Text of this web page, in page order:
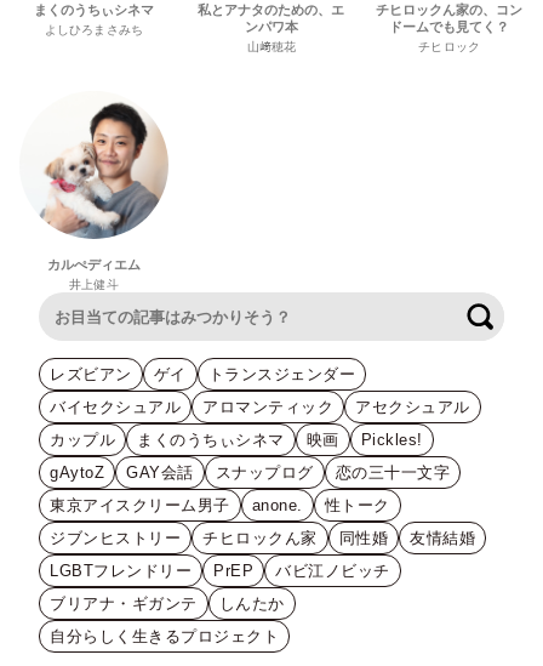
まくのうちぃシネマ
よしひろまさみち
私とアナタのための、エ
ンパワ本
山﨑穂花
チヒロックん家の、コン
ドームでも見てく？
チヒロック
カルぺディエム
井上健斗
レズビアン ゲイ
トランスジェンダー
バイセクシュアル
アロマンティック
アセクシュアル
カップル
まくのうちぃシネマ 映画
Pickles!
gAytoZ
GAY会話 スナップログ
恋の三十一文字
東京アイスクリーム男子
anone.
性トーク
ジブンヒストリー
チヒロックん家 同性婚
友情結婚
LGBTフレンドリー
PrEP
バビ江ノビッチ
ブリアナ・ギガンテ
しんたか
自分らしく生きるプロジェクト